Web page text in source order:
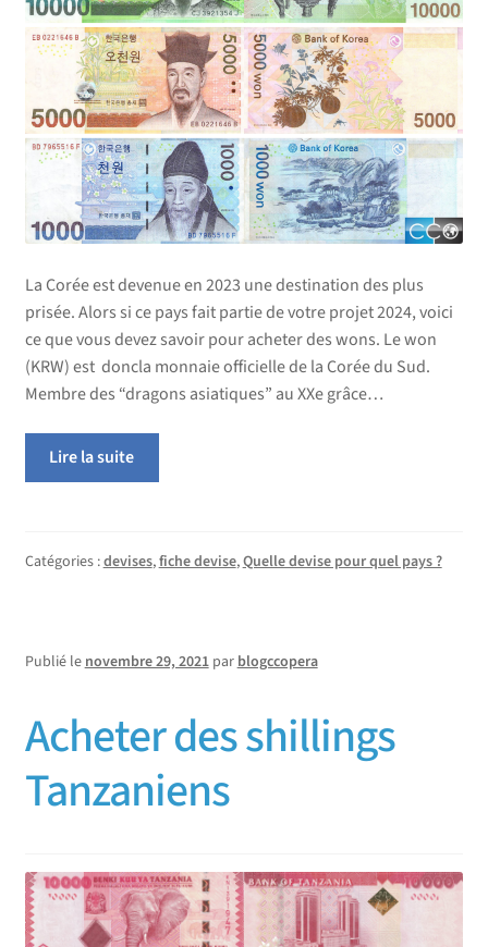
La Corée est devenue en 2023 une destination des plus
prisée. Alors si ce pays fait partie de votre projet 2024, voici
ce que vous devez savoir pour acheter des wons. Le won
(KRW) est doncla monnaie officielle de la Corée du Sud.
Membre des “dragons asiatiques” au XXe grâce…
Lire la suite
Catégories :devises,fiche devise,Quelle devise pour quel pays ?
Publié le novembre 29, 2021 par blogccopera
Acheter des shillings
Tanzaniens